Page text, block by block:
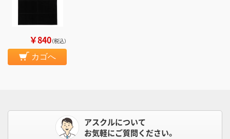
￥840（税込）
カゴへ
アスクルについて
お気軽にご質問ください。